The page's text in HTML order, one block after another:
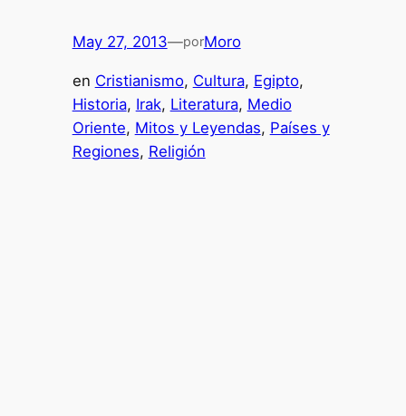
May 27, 2013—porMoro
en Cristianismo, Cultura, Egipto
Historia, Irak, Literatura, Medio
Oriente, Mitos y Leyendas, Países y
Regiones, Religión